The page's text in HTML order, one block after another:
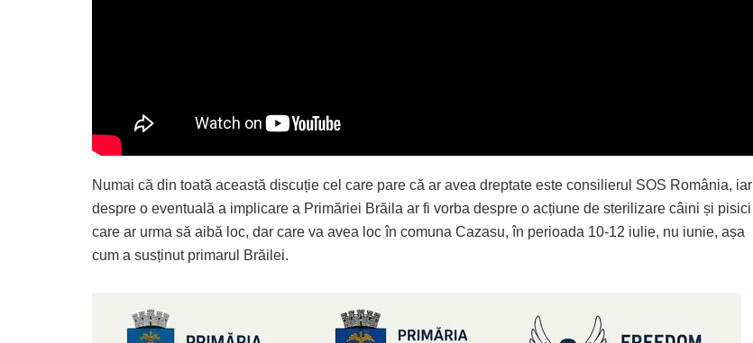
Numai că din toată această discuție cel care pare că ar avea dreptate este consilierul SOS România, iar
despre o eventuală a implicare a Primăriei Brăila ar fi vorba despre o acțiune de sterilizare câini și pisici
care ar urma să aibă loc, dar care va avea loc în comuna Cazasu, în perioada 10-12 iulie, nu iunie, așa
cum a susținut primarul Brăilei.